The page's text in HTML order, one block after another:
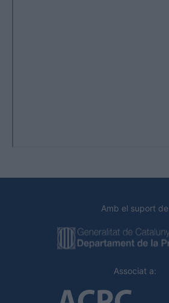
Amb el suport de
Associat a: